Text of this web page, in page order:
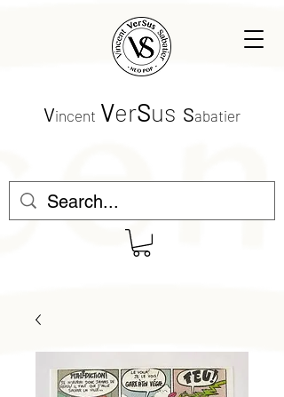
Vincent VerSus Sabatier